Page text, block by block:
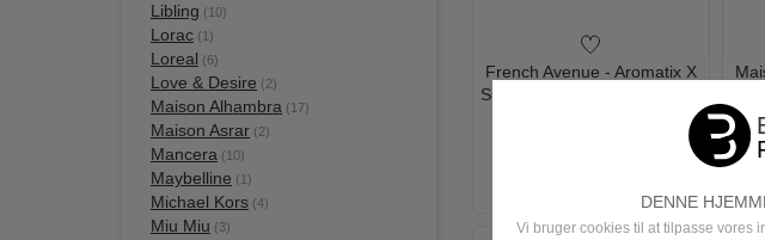
DENNE
Vi bruger cookies til at tilpasse vores
Libling (10)
Lorac (1)
Loreal (6)
Love & Desire (2)
Maison Alhambra (17)
Maison Asrar (2)
Mancera (10)
Maybelline (1)
Michael Kors (4)
Miu Miu (3)
French Avenue - Aromatix X
Sun Kissed Extrait de Parfum